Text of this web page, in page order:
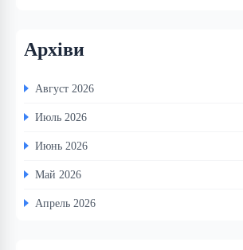
Архіви
Август 2026
Июль 2026
Июнь 2026
Май 2026
Апрель 2026